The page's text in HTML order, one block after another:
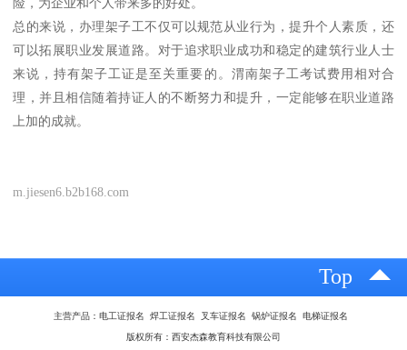
险，为企业和个人带来多的好处。
总的来说，办理架子工不仅可以规范从业行为，提升个人素质，还
可以拓展职业发展道路。对于追求职业成功和稳定的建筑行业人士
来说，持有架子工证是至关重要的。渭南架子工考试费用相对合
理，并且相信随着持证人的不断努力和提升，一定能够在职业道路
上加的成就。
m.jiesen6.b2b168.com
Top
主营产品：电工证报名 焊工证报名 叉车证报名 锅炉证报名 电梯证报名
版权所有：西安杰森教育科技有限公司